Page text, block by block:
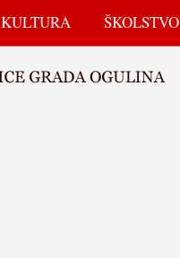
KULTURA ŠKOLSTVO